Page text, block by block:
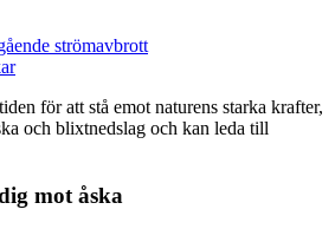
strömavbrott
för att stå emot naturens starka krafter,
och blixtnedslag och kan leda till
mot åska